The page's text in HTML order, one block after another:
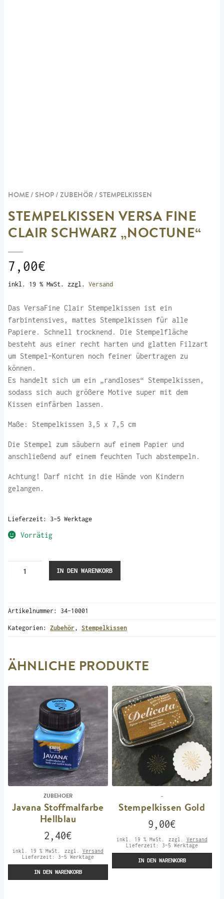
HOME / SHOP /ZUBEHÖR /STEMPELKISSEN
STEMPELKISSEN VERSA FINE
CLAIR SCHWARZ „NOCTUNE“
7,00€
inkl. 19 % MwSt. zzgl.Versand
Das VersaFine Clair Stempelkissen ist ein
farbintensives, mattes Stempelkissen für alle
Papiere. Schnell trocknend. Die Stempelfläche
besteht aus einer recht harten und glatten Filzart
um Stempel-Konturen noch feiner übertragen zu
können.
Es handelt sich um ein „randloses“ Stempelkissen,
sodass sich auch größere Motive super mit dem
Kissen einfärben lassen.
Maße: Stempelkissen 3,5 x 7,5 cm
Die Stempel zum säubern auf einem Papier und
anschließend auf einem feuchten Tuch abstempeln.
Achtung! Darf nicht in die Hände von Kindern
gelangen.
Lieferzeit: 3-5 Werktage
Vorrätig
Schwarz
"Noctune"
IN DEN WARENKORB
Artikelnummer: 34-10001
Kategorien:Zubehör,Stempelkissen
ÄHNLICHE PRODUKTE
ZUBEHOER
Javana Stoffmalfarbe
Hellblau
2,40€
inkl. 19 % MwSt. zzgl. Versand
Lieferzeit: 3-5 Werktage
IN DEN WARENKORB
-
Stempelkissen Gold
9,00€
inkl. 19 % MwSt. zzgl. Versand
Lieferzeit:
3-5 Werktage
IN DEN WARENKORB